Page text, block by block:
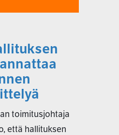
toimitusjohtaja
että hallituksen